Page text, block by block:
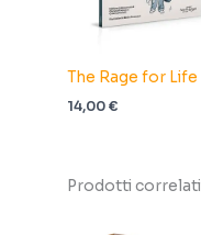
The Rage for Life
14,00€
Prodotti correlati